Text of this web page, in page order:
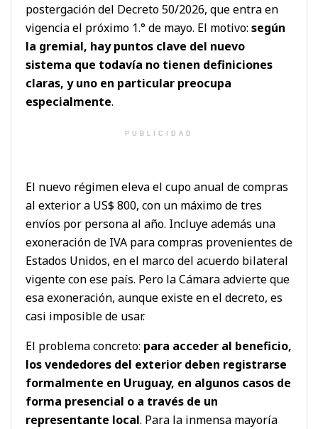
postergación del Decreto 50/2026, que entra en
vigencia el próximo 1.° de mayo. El motivo: según
la gremial, hay puntos clave del nuevo
sistema que todavía no tienen definiciones
claras, y uno en particular preocupa
especialmente.
PUBLICIDAD
El nuevo régimen eleva el cupo anual de compras
al exterior a US$ 800, con un máximo de tres
envíos por persona al año. Incluye además una
exoneración de IVA para compras provenientes de
Estados Unidos, en el marco del acuerdo bilateral
vigente con ese país. Pero la Cámara advierte que
esa exoneración, aunque existe en el decreto, es
casi imposible de usar.
El problema concreto: para acceder al beneficio,
los vendedores del exterior deben registrarse
formalmente en Uruguay, en algunos casos de
forma presencial o a través de un
representante local. Para la inmensa mayoría